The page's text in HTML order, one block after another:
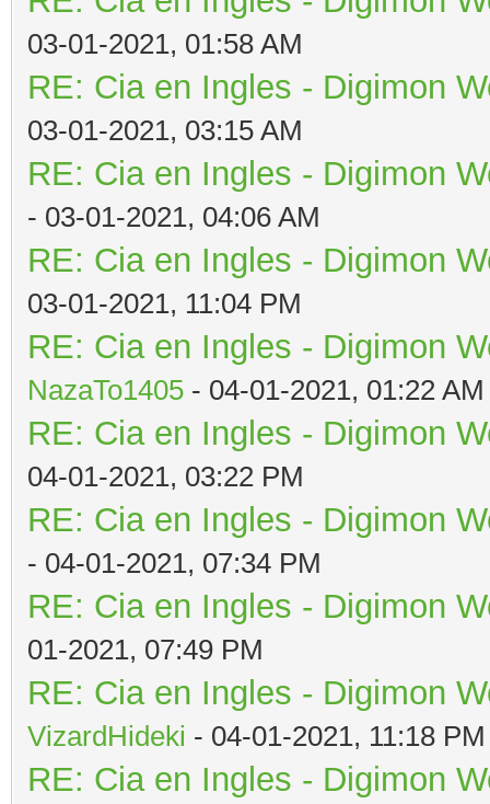
03-01-2021, 01:58 AM
RE: Cia en Ingles - Digimon
03-01-2021, 03:15 AM
RE: Cia en Ingles - Digimon
- 03-01-2021, 04:06 AM
RE: Cia en Ingles - Digimon
03-01-2021, 11:04 PM
RE: Cia en Ingles - Digimon
NazaTo1405 - 04-01-2021, 01:22 AM
RE: Cia en Ingles - Digimon
04-01-2021, 03:22 PM
RE: Cia en Ingles - Digimon
- 04-01-2021, 07:34 PM
RE: Cia en Ingles - Digimon
01-2021, 07:49 PM
RE: Cia en Ingles - Digimon
VizardHideki - 04-01-2021, 11:18 PM
RE: Cia en Ingles - Digimon